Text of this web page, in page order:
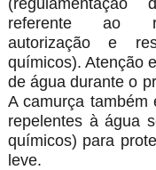
referente ao
autorização e
químicos). Atenção
de água durante o
A camurça também
repelentes à água
químicos) para
leve.